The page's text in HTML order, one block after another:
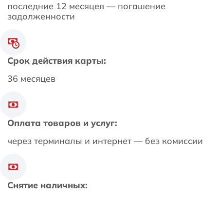
последние 12 месяцев — погашение
задолженности
Срок действия карты:
36 месяцев
Оплата товаров и услуг:
через терминалы и интернет — без комиссии
Снятие наличных: